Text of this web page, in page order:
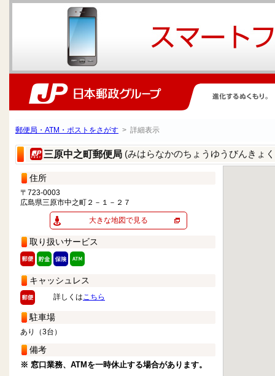
郵便局・ATM・ポストをさがす > 詳細表示
三原中之町郵便局 (みはらなかのちょうゆうびんきょ
住所
〒723-0003
広島県三原市中之町２－１－２７
大きな地図で見る
取り扱いサービス
キャッシュレス
詳しくはこちら
駐車場
あり（3台）
備考
※ 窓口業務、ATMを一時休止する場合があります。